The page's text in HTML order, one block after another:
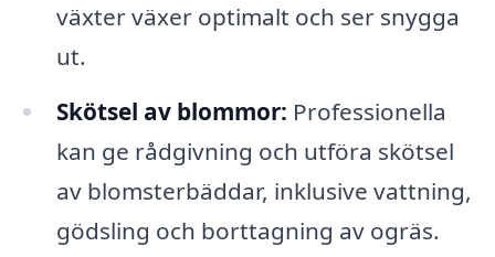
växter växer optimalt och ser snygga
ut.
Skötsel av blommor: Professionella
kan ge rådgivning och utföra skötsel
av blomsterbäddar, inklusive vattning,
gödsling och borttagning av ogräs.